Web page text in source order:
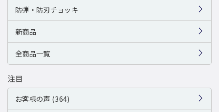
防弾・防刃チョッキ
新商品
全商品一覧
注目
お客様の声 (364)